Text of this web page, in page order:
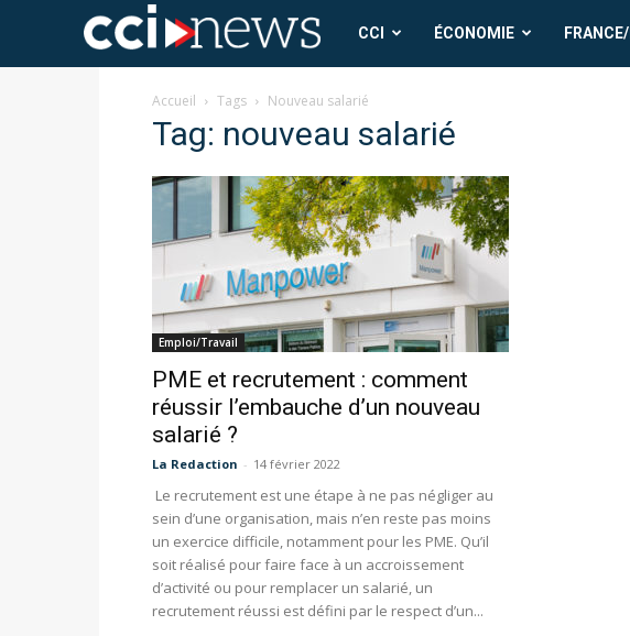
CCI
News
CCI ÉCONOMIE
Accueil Tags Nouveau salarié
Tag: nouveau salarié
Emploi/Travail
PME et recrutement : comment
réussir l’embauche d’un nouveau
salarié ?
La Redaction - 14 février 2022
Le recrutement est une étape à ne pas négliger au
sein d’une organisation, mais n’en reste pas moins
un exercice difficile, notamment pour les PME. Qu’il
soit réalisé pour faire face à un accroissement
d’activité ou pour remplacer un salarié, un
recrutement réussi est défini par le respect d’un...